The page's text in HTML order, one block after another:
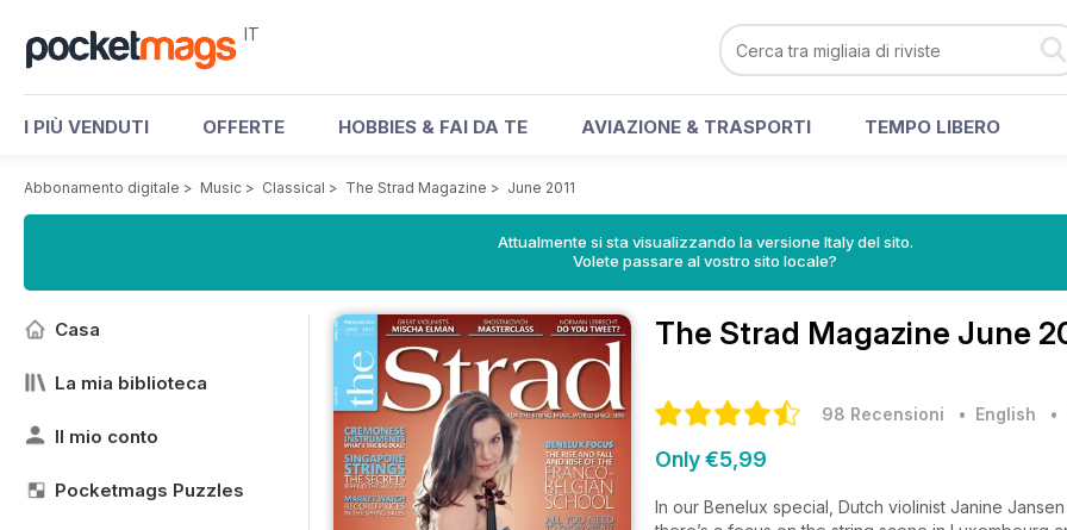
IT
I PIÙ VENDUTI OFFERTE HOBBIES & FAI DA TE AVIAZIONE & TRASPORTI TEMPO LIBERO
Abbonamento digitale > Music > Classical > The Strad Magazine > June 2011
Attualmente si sta visualizzando la versione Italy del sito.
Volete passare al vostro sito locale?
Casa
La mia biblioteca
Il mio conto
Pocketmags Puzzles
The Strad Magazine June
98 Recensioni • English •
Only €5,99
In our Benelux special, Dutch violinist Janine